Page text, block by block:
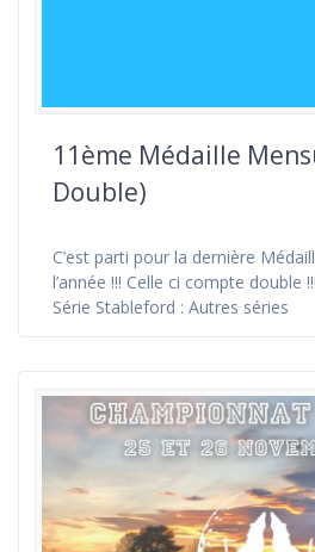
11ème Médaille
Double)
C’est parti pour la dernière
l’année !!! Celle ci compte double
Série Stableford : Autres séries